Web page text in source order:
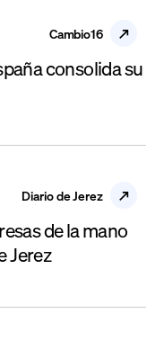
Cambio16
consolida su
Diario de Jerez
de la mano
Jerez